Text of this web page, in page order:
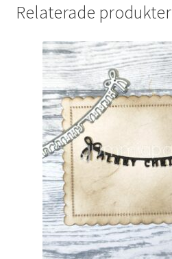
Relaterade produkter